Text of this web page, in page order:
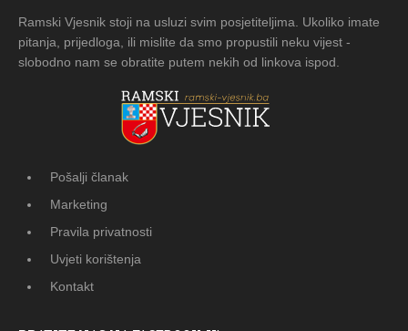
Ramski Vjesnik stoji na usluzi svim posjetiteljima. Ukoliko imate
pitanja, prijedloga, ili mislite da smo propustili neku vijest -
slobodno nam se obratite putem nekih od linkova ispod.
Pošalji članak
Marketing
Pravila privatnosti
Uvjeti korištenja
Kontakt